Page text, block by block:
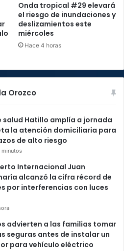
Onda tropical #29 elevará
el riesgo de inundaciones y
deslizamientos este
miércoles
Hace 4 horas
Orozco
salud Hatillo amplía a jornada
la atención domiciliaria para
de alto riesgo
minutos
Internacional Juan
alcanzó la cifra récord de
por interferencias con luces
advierten a las familias tomar
seguras antes de instalar un
para vehículo eléctrico